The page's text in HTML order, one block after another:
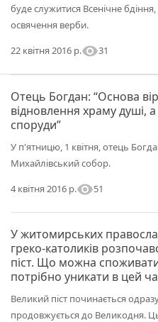
буде служитися Всенічне
освячення верби.
22 квітня 2016 р.visibility31
Отець Богдан: “Основа
відновлення храму душі,
споруди”
У п'ятницю, 1 квітня, отець
Михайлівський собор.
4 квітня 2016 р.visibility51
У житомирських
греко-католиків
піст. Що можна
потрібно уникати в цей
Великий піст починається
продовжується до Великодня.